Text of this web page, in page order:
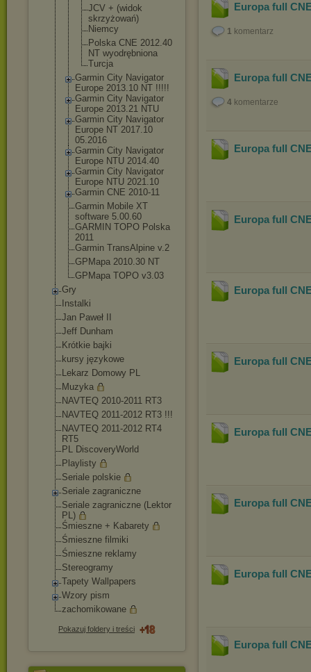
JCV + (widok
skrzyżowań)
Niemcy
Polska CNE 2012.40
NT wyodrębniona
Turcja
Garmin City Navigator
Europe 2013.10 NT !!!!!
Garmin City Navigator
Europe 2013.21 NTU
Garmin City Navigator
Europe NT 2017.10
05.2016
Garmin City Navigator
Europe NTU 2014.40
Garmin City Navigator
Europe NTU 2021.10
Garmin CNE 2010-11
Garmin Mobile XT
software 5.00.60
GARMIN TOPO Polska
2011
Garmin TransAlpine v.2
GPMapa 2010.30 NT
GPMapa TOPO v3.03
Gry
Instalki
Jan Paweł II
Jeff Dunham
Krótkie bajki
kursy językowe
Lekarz Domowy PL
Muzyka
NAVTEQ 2010-2011 RT3
NAVTEQ 2011-2012 RT3 !!!
NAVTEQ 2011-2012 RT4
RT5
PL DiscoveryWorld
Playlisty
Seriale polskie
Seriale zagraniczne
Seriale zagraniczne (Lektor
PL)
Śmieszne + Kabarety
Śmieszne filmiki
Śmieszne reklamy
Stereogramy
Tapety Wallpapers
Wzory pism
zachomikowane
Pokazuj foldery i treści
Europa full
1 komentarz
Europa full
4 komentarze
Europa full
Europa full
Europa full
Europa full
Europa full
Europa full
Europa full
Europa full